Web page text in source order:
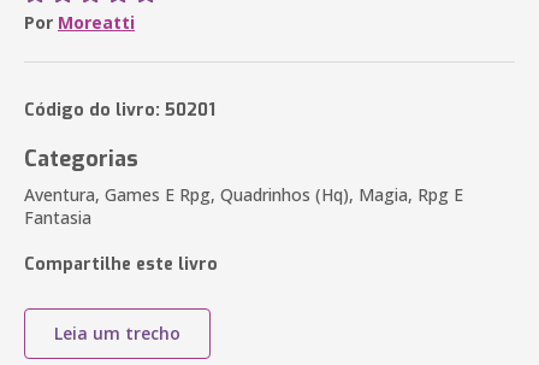
Por Moreatti
Código do livro: 50201
Categorias
Aventura, Games E Rpg, Quadrinhos (Hq), Magia, Rpg E
Fantasia
Compartilhe este livro
Leia um trecho